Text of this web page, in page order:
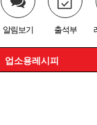
알림보기 출석부
업소용레시피